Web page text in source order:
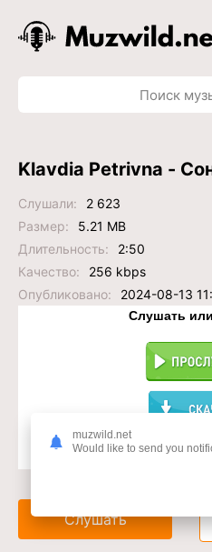
Klavdia Petrivna -
Слушали:
2 623
Размер:
5.21 MB
Длительность:
2:50
Качество:
256 kbps
Опубликовано:
2024-08-13
Слушать
Доступ к
Слушать
muzwild.net
Would like to send you